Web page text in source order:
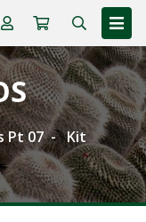
Pt 07 Kit